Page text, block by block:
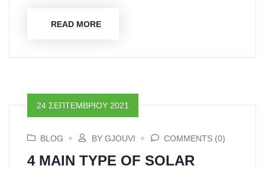
READ MORE
24 ΣΕΠΤΕΜΒΡΊΟΥ 2021
BLOG BY GJOUVI COMMENTS (0)
4 MAIN TYPE OF SOLAR